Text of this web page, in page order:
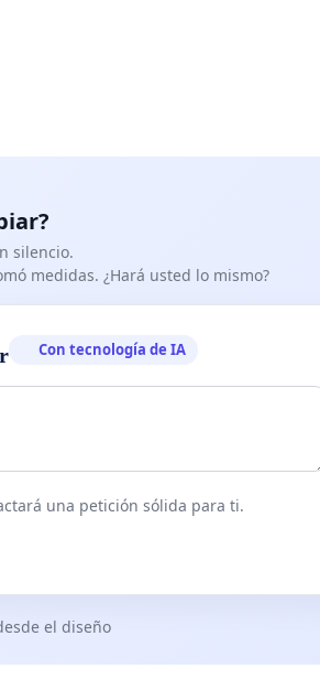
silencio.
medidas. ¿Hará usted lo mismo?
Con tecnología de IA
una petición sólida para ti.
el diseño